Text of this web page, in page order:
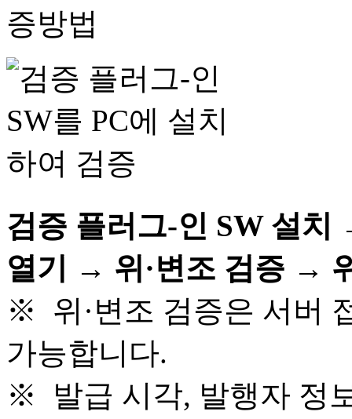
검증 플러그-인 SW 설
열기 → 위·변조 검증 →
※ 위·변조 검증은 서버
가능합니다.
※ 발급 시각, 발행자 정